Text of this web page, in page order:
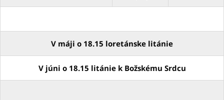
V máji o 18.15 loretánske litánie
V júni o 18.15 litánie k Božskému Srdcu